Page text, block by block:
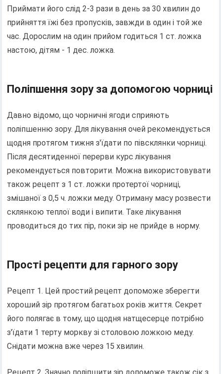
Приймати його слід 2-3 рази в день за 30 хвилин до
прийняття їжі без пропусків, завжди в один і той же
час. Дорослим на один прийом годиться 1 ст. ложка
настою, дітям - 1 дес. ложка.
Поліпшення зору за допомогою чорниці
Давно відомо, що чорничні ягоди сприяють
поліпшенню зору. Для лікування очей рекомендується
щодня протягом тижня з'їдати по півсклянки чорниці.
Після десятиденної перерви курс лікування
рекомендується повторити. Можна використовувати
також рецепт з 1 ст. ложки протертої чорниці,
змішаної з 0,5 ч. ложки меду. Отриману масу розвести
склянкою теплої води і випити. Таке лікування
проводиться до тих пір, поки зір не прийде в норму.
Прості рецепти для гарного зору
Рецепт 1. Цей простий рецепт допоможе зберегти
хороший зір протягом багатьох років життя. Секрет
його полягає в тому, що щодня натщесерце потрібно
з'їдати 1 терту моркву зі столовою ложкою меду.
Снідати можна вже через 15 хвилин.